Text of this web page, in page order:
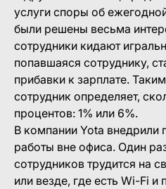
услуги споры об
были решены весьма
сотрудники кидают
попавшаяся сотруднику,
прибавки к зарплате.
сотрудник определяет,
процентов: 1% или 6%.
В компании Yota внедрили
работы вне офиса. Один
сотрудников трудится на
или везде, где есть Wi-Fi и